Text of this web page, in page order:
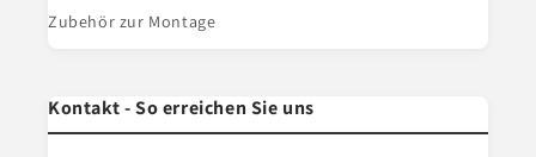
Zubehör zur Montage
Kontakt - So erreichen Sie uns